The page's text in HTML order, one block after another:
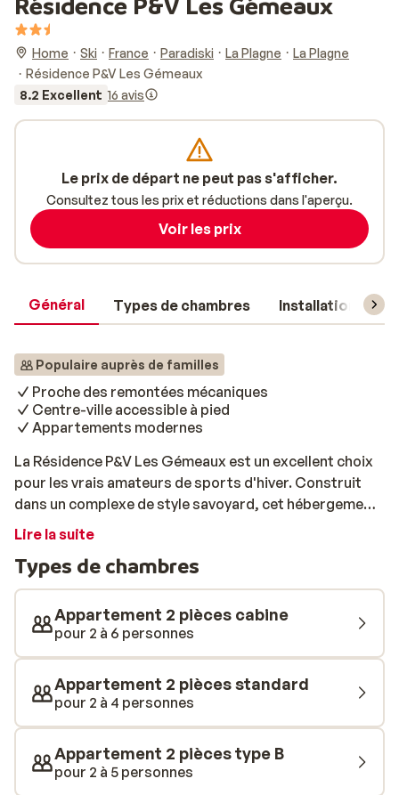
Home Ski France Paradiski La Plagne
La Plagne
Résidence P&V Les Gémeaux
8.2 Excellent 16 avis
Général Types de chambres Installations
Populaire auprès de familles
Proche des remontées mécaniques
Centre-ville accessible à pied
Appartements modernes
La Résidence P&V Les Gémeaux est un excellent choix
pour les vrais amateurs de sports d'hiver. Construit
dans un complexe de style savoyard, cet hébergement
se trouve à un emplacement exceptionnel: à seulement
Chaussez vos skis et partez à l’aventure dans cette
magnifique station à explorer! Les appartements sont
modernes et bien équipés pour un séjour tout confort.
Lire la suite
Types de chambres
Appartement 2 pièces cabine
pour 2 à 6 personnes
Appartement 2 pièces standard
pour 2 à 4 personnes
Appartement 2 pièces type B
pour 2 à 5 personnes
Le prix de départ ne peut pas s'afficher.
Consultez tous les prix et réductions dans l'aperçu.
Voir les prix